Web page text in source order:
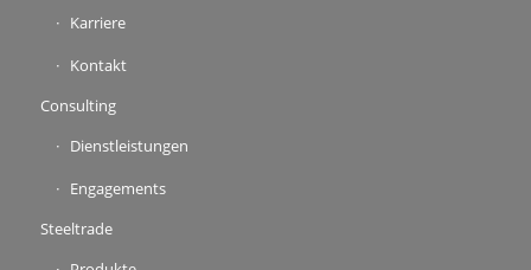
Karriere
Kontakt
Consulting
Dienstleistungen
Engagements
Steeltrade